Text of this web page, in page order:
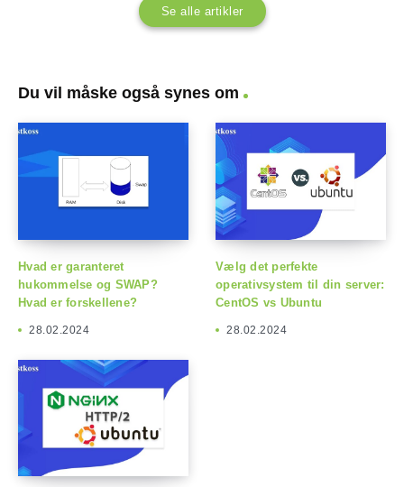
Se alle artikler
Du vil måske også synes om
Hvad er garanteret
hukommelse og SWAP?
Hvad er forskellene?
28.02.2024
Vælg det perfekte
operativsystem til din server:
CentOS vs Ubuntu
28.02.2024